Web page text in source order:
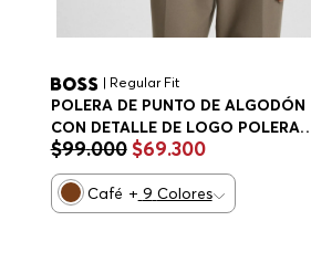
| Regular Fit
POLERA DE PUNTO DE ALGODÓN
CON DETALLE DE LOGO POLERA
REGULAR FIT HOMBRE
$99.000 $69.300
Café + 9 Colores